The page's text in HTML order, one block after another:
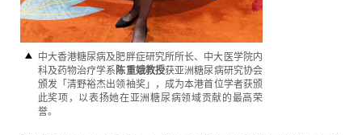
中大香港糖尿病及肥胖症研究所所长、中大医学院内
科及药物治疗学系 陈重娥教授获亚洲糖尿病研究协会
颁发「清野裕杰出领袖奖」，成为本港首位学者获颁
此奖项，以表扬她在亚洲糖尿病领域贡献的最高荣
誉。